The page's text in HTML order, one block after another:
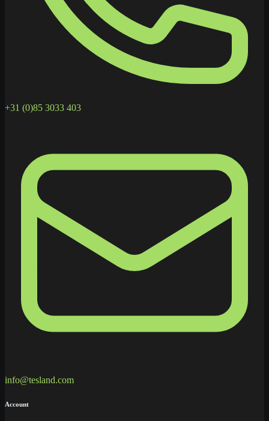
+31 (0)85 3033 403
info@tesland.com
Account